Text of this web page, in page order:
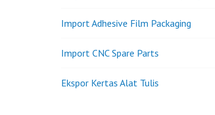
Import Adhesive Film Packaging
Import CNC Spare Parts
Ekspor Kertas Alat Tulis